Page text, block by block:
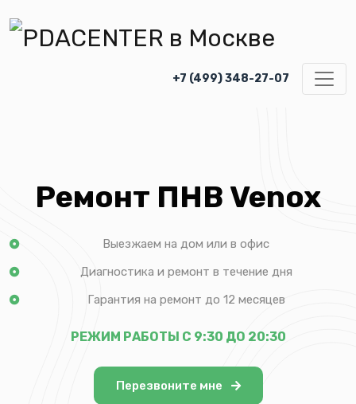
+7 (499) 348-27-07
Ремонт ПНВ Venox
Выезжаем на дом или в офис
Диагностика и ремонт в течение дня
Гарантия на ремонт до 12 месяцев
РЕЖИМ РАБОТЫ С 9:30 ДО 20:30
Перезвоните мне